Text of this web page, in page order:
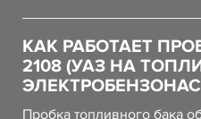
КАК РАБОТАЕТ
2108 (УАЗ НА
Пробка топливного бака